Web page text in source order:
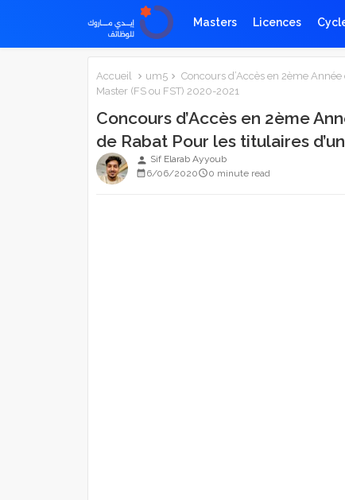
Masters Licences
Accueil um5
Concours d’Accès en 2ème
Master (FS ou FST) 2020-2021
Concours d’Accès en 2ème
de Rabat Pour les titulaires
person Sif Elarab Ayyoub
6/06/2020
0 minute read